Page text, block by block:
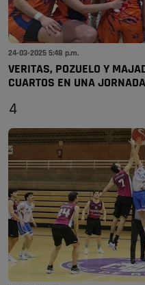
24-03-2025 5:48 p.m.
VERITAS, POZUELO Y
CUARTOS EN UNA
4